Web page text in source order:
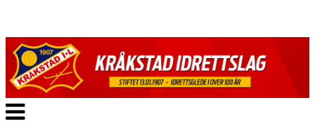
Veksle
navigasjon